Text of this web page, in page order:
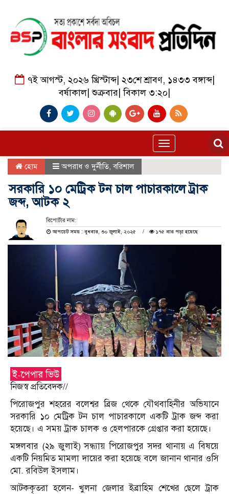
৭ই আগস্ট, ২০২৬ খ্রিস্টাব্দ| ২৩শে শ্রাবণ, ১৪৩৩ বঙ্গাব্দ|
বর্ষাকাল|শুক্রবার |বিকাল ৩:২০
Toggle
navigation
হোম অপরাধ ও দুর্নীতি,বরিশাল
সরকারি ১০ মেট্রিক টন চাল পাচারকালে ট্রাক
জব্দ, আটক ২
রিপোর্টার নাম:
আপডেট সময় : বুধবার, ৩০ জুলাই, ২০২৫
১৭৫ বার পড়া হয়েছে
নিজস্ব প্রতিবেদক//
পিরোজপুর শহরের বলেশ্বর ব্রিজ থেকে যৌথবাহিনীর অভিযানে
সরকারি ১০ মেট্রিক টন চাল পাচারকালে একটি ট্রাক জব্দ করা
হয়েছে। এ সময় ট্রাক চালক ও হেলপারকে গ্রেপ্তার করা হয়েছে।
মঙ্গলবার (২৯ জুলাই) সন্ধ্যায় পিরোজপুর সদর থানায় এ বিষয়ে
একটি নিয়মিত মামলা দায়ের করা হয়েছে বলে জানান থানার ওসি
মো. রবিউল ইসলাম।
আটককৃতরা হলেন- খুলনা জেলার ইব্রাহিম শেখের ছেলে ট্রাক